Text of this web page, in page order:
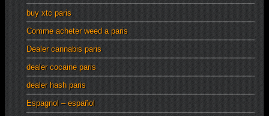
buy xtc paris
Comme acheter weed a paris
Dealer cannabis paris
dealer cocaine paris
dealer hash paris
Espagnol – español